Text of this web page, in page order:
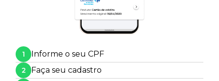
1 Informe o seu CPF
2 Faça seu cadastro